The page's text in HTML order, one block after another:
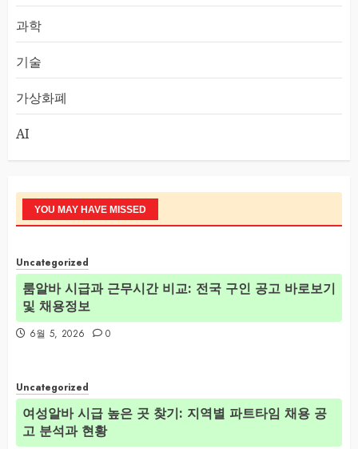
과학
기술
가상화폐
AI
YOU MAY HAVE MISSED
Uncategorized
룸알바 시급과 근무시간 비교: 전국 구인 공고 바로보기
및 채용정보
6월 5, 2026 0
Uncategorized
여성알바 시급 높은 곳 찾기: 지역별 파트타임 채용 공
고 분석과 현황